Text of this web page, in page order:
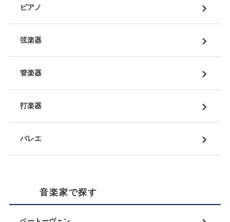
ピアノ
弦楽器
管楽器
打楽器
バレエ
音楽家で探す